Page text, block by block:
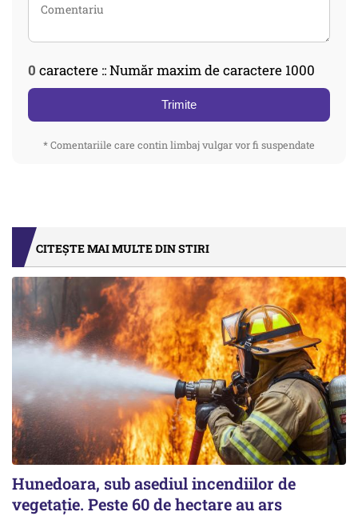
0 caractere :: Număr maxim de caractere 1000
Trimite
* Comentariile care contin limbaj vulgar vor fi suspendate
CITEȘTE MAI MULTE DIN STIRI
Hunedoara, sub asediul incendiilor de
vegetație. Peste 60 de hectare au ars